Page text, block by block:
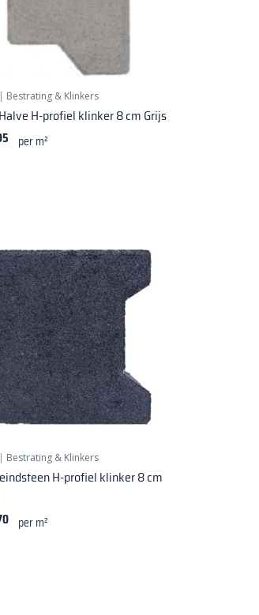
| Bestrating & Klinkers
H-profiel klinker 8 cm Grijs
per m²
| Bestrating & Klinkers
H-profiel klinker 8 cm
per m²